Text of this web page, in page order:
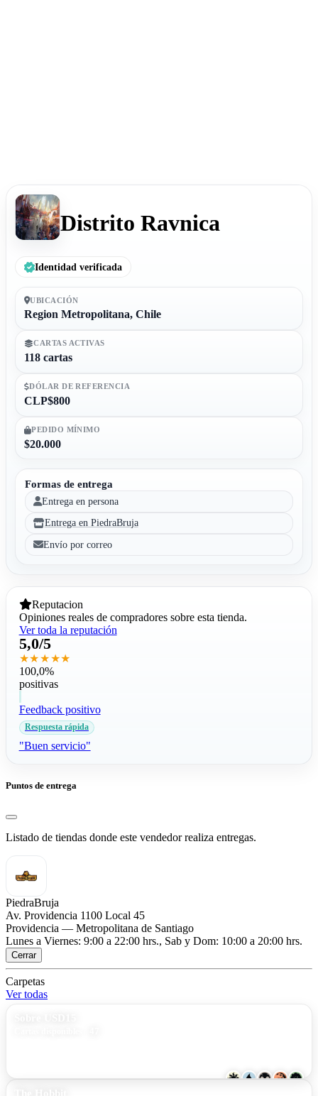
Distrito Ravnica
Identidad verificada
UBICACIÓN
Region Metropolitana, Chile
CARTAS ACTIVAS
118 cartas
DÓLAR DE REFERENCIA
CLP$800
PEDIDO MÍNIMO
$20.000
Formas de entrega
Entrega en persona
Entrega en PiedraBruja
Envío por correo
Reputacion
Opiniones reales de compradores sobre esta tienda.
Ver toda la reputación
5,0/5
★★★★★
100,0%
positivas
Feedback positivo
Respuesta rápida
"Buen servicio"
Puntos de entrega
Listado de tiendas donde este vendedor realiza entregas.
PiedraBruja
Av. Providencia 1100 Local 45
Providencia — Metropolitana de Santiago
Lunes a Viernes: 9:00 a 22:00 hrs., Sab y Dom: 10:00 a 20:00 hrs.
Cerrar
Carpetas
Ver todas